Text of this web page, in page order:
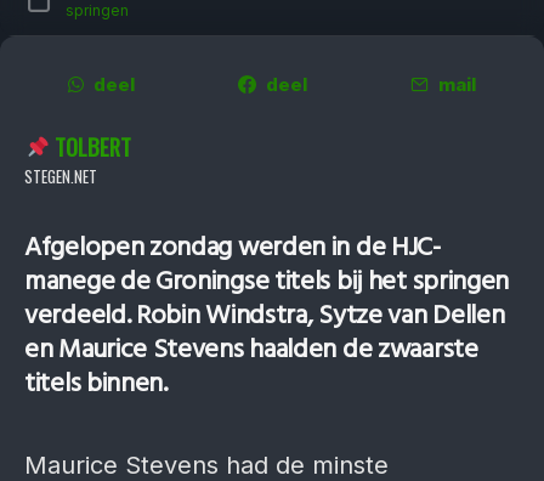
springen
deel deel mail
TOLBERT
STEGEN.NET
Afgelopen zondag werden in de HJC-
manege de Gro­ningse titels bij het springen
ver­deeld. Robin Wind­stra, Sytze van Del­len
en Mau­rice Stevens haal­den de zwaar­ste
titels binnen.
Maurice Stevens had de minste